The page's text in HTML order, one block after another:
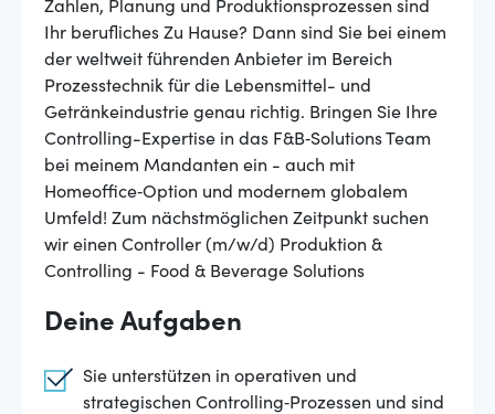
Zahlen, Planung und Produktionsprozessen sind
Ihr berufliches Zu Hause? Dann sind Sie bei einem
der weltweit führenden Anbieter im Bereich
Prozesstechnik für die Lebensmittel- und
Getränkeindustrie genau richtig. Bringen Sie Ihre
Controlling-Expertise in das F&B‑Solutions Team
bei meinem Mandanten ein - auch mit
Homeoffice‑Option und modernem globalem
Umfeld! Zum nächstmöglichen Zeitpunkt suchen
wir einen Controller (m/w/d) Produktion &
Controlling - Food & Beverage Solutions
Deine Aufgaben
Sie unterstützen in operativen und
strategischen Controlling‑Prozessen und sind